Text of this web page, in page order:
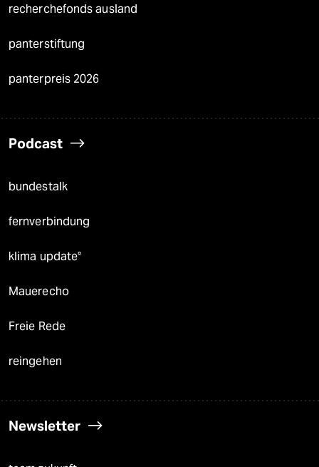
recherchefonds ausland
panterstiftung
panterpreis 2026
Podcast
bundestalk
fernverbindung
klima update°
Mauerecho
Freie Rede
reingehen
Newsletter